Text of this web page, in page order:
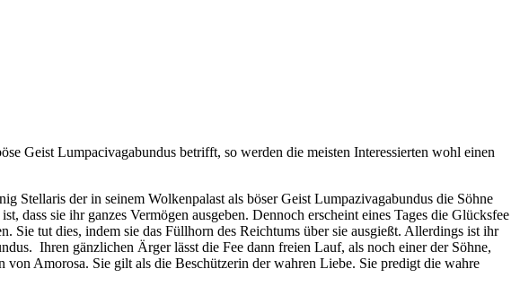
Geist Lumpacivagabundus betrifft, so werden die meisten Interessierten wohl einen
Stellaris der in seinem Wolkenpalast als böser Geist Lumpazivagabundus die Söhne
dass sie ihr ganzes Vermögen ausgeben. Dennoch erscheint eines Tages die Glücksfee
Sie tut dies, indem sie das Füllhorn des Reichtums über sie ausgießt. Allerdings ist ihr
Ihren gänzlichen Ärger lässt die Fee dann freien Lauf, als noch einer der Söhne,
Amorosa. Sie gilt als die Beschützerin der wahren Liebe. Sie predigt die wahre